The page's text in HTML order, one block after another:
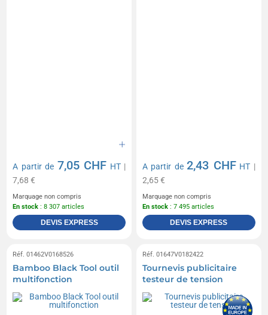
A partir de 7,05 CHF HT|
7,68 €
Marquage non compris
En stock : 8 307 articles
DEVIS EXPRESS
A partir de2,43 CHF HT |
2,65 €
Marquage non compris
En stock : 7 495 articles
DEVIS EXPRESS
Réf. 01462V0168526
Bamboo Black Tool outil
multifonction
Réf. 01647V0182422
Tournevis publicitaire
testeur de tension